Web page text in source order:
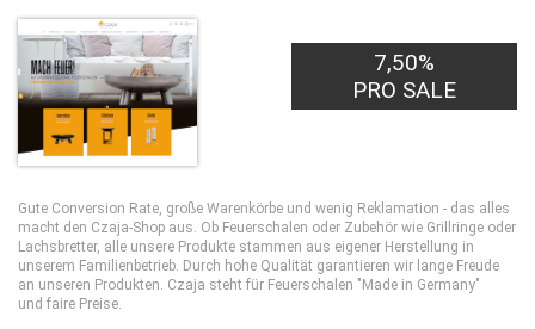
7,50%
PRO SALE
Gute Conversion Rate, große Warenkörbe und wenig Reklamation - das alles
macht den Czaja-Shop aus. Ob Feuerschalen oder Zubehör wie Grillringe oder
Lachsbretter, alle unsere Produkte stammen aus eigener Herstellung in
unserem Familienbetrieb. Durch hohe Qualität garantieren wir lange Freude
an unseren Produkten. Czaja steht für Feuerschalen "Made in Germany"
und faire Preise.